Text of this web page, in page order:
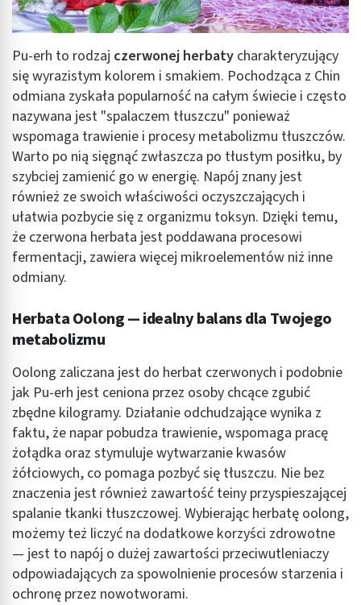
Pu-erh to rodzaj czerwonej herbaty charakteryzujący
się wyrazistym kolorem i smakiem. Pochodząca z Chin
odmiana zyskała popularność na całym świecie i często
nazywana jest "spalaczem tłuszczu" ponieważ
wspomaga trawienie i procesy metabolizmu tłuszczów.
Warto po nią sięgnąć zwłaszcza po tłustym posiłku, by
szybciej zamienić go w energię. Napój znany jest
również ze swoich właściwości oczyszczających i
ułatwia pozbycie się z organizmu toksyn. Dzięki temu,
że czerwona herbata jest poddawana procesowi
fermentacji, zawiera więcej mikroelementów niż inne
odmiany.
Herbata Oolong — idealny balans dla Twojego
metabolizmu
Oolong zaliczana jest do herbat czerwonych i podobnie
jak Pu-erh jest ceniona przez osoby chcące zgubić
zbędne kilogramy. Działanie odchudzające wynika z
faktu, że napar pobudza trawienie, wspomaga pracę
żołądka oraz stymuluje wytwarzanie kwasów
żółciowych, co pomaga pozbyć się tłuszczu. Nie bez
znaczenia jest również zawartość teiny przyspieszającej
spalanie tkanki tłuszczowej. Wybierając herbatę oolong,
możemy też liczyć na dodatkowe korzyści zdrowotne
— jest to napój o dużej zawartości przeciwutleniaczy
odpowiadających za spowolnienie procesów starzenia i
ochronę przez nowotworami.